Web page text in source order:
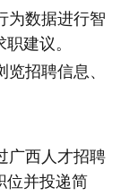
为数据进行智
建议。
招聘信息、
广西人才招聘
位并投递简